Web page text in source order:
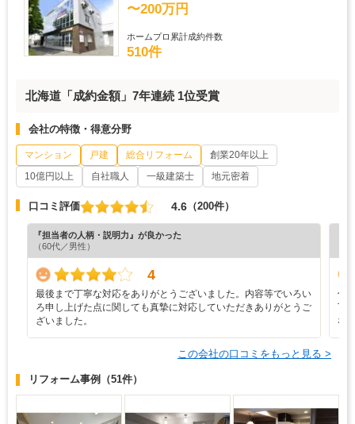
〜200万円
ホームプロ累計成約件数
510件
北海道「成約金額」7年連続 1位受賞
会社の特徴・得意分野
マンション 戸建 総合リフォーム
創業20年以上
10億円以上
自社職人 一級建築士 地元密着
口コミ評価 4.6 （200件）
『担当者の人柄・説明力』が良かった
（60代／男性）
4
最後まで丁寧な対応をありがとうございました。内容等でいろい
ろ申し上げた点に関しても真摯に対応していただきありがとうご
ざいました。
仕
下
な
この会社の口コミをもっと見る >
リフォーム事例 （51件）